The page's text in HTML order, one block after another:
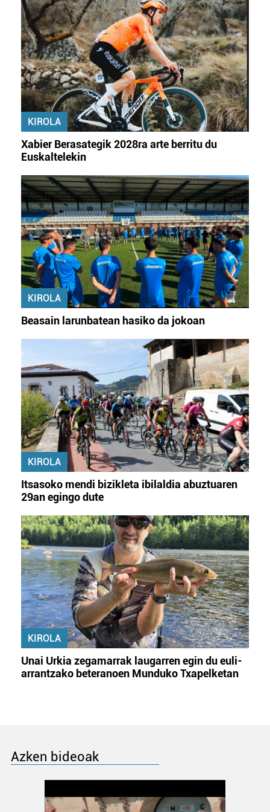
KIROLA
Xabier Berasategik 2028ra arte berritu du
Euskaltelekin
KIROLA
Beasain larunbatean hasiko da jokoan
KIROLA
Itsasoko mendi bizikleta ibilaldia abuztuaren
29an egingo dute
KIROLA
Unai Urkia zegamarrak laugarren egin du euli-
arrantzako beteranoen Munduko Txapelketan
Azken bideoak